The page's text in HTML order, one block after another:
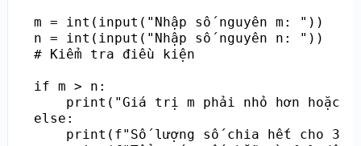
m = int(input("Nhập số nguyên m: "))
n = int(input("Nhập số nguyên n: "))
# Kiểm tra điều kiện
if m > n:
print("Giá trị m phải nhỏ hơn hoặc
else:
print(f"Số lượng số chia hết cho 3 hoặc